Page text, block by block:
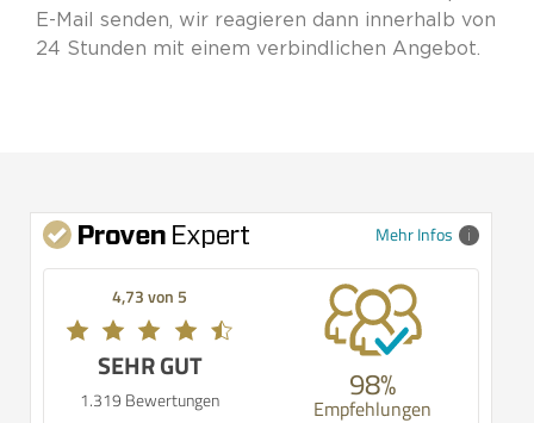
E-Mail senden, wir reagieren dann innerhalb von
24 Stunden mit einem verbindlichen Angebot.
Mehr Infos
4,73 von 5
SEHR GUT
1.319 Bewertungen 98%
Empfehlungen